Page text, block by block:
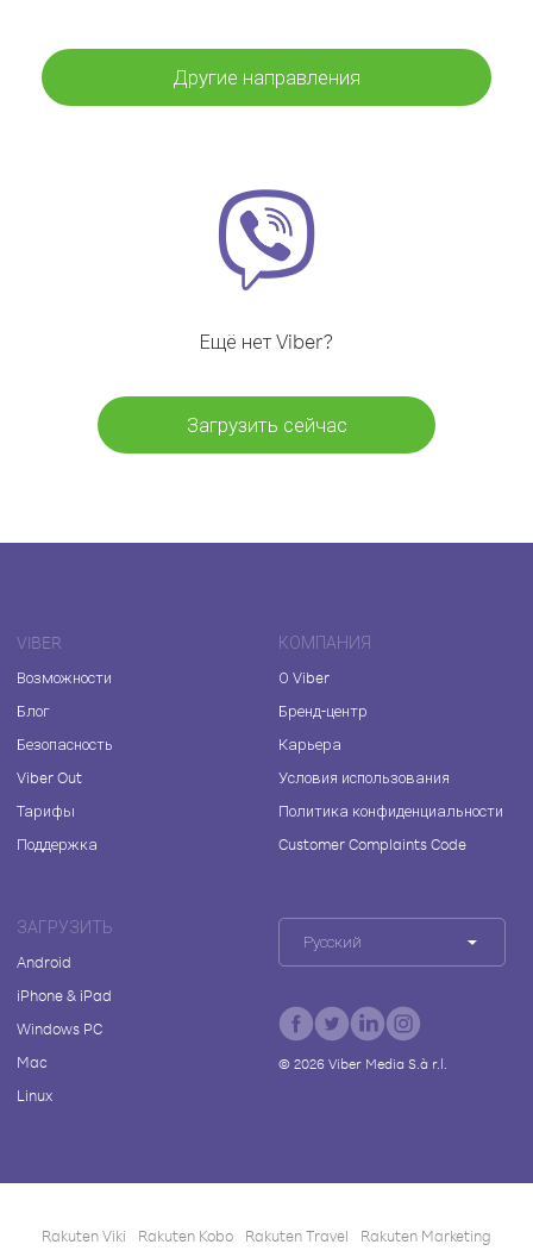
Другие направления
Ещё нет Viber?
Загрузить сейчас
VIBER
Возможности
Блог
Безопасность
Viber Out
Тарифы
Поддержка
КОМПАНИЯ
О Viber
Бренд-центр
Карьера
Условия использования
Политика конфиденциальности
Customer Complaints Code
ЗАГРУЗИТЬ
Android
iPhone & iPad
Windows PC
Mac
Linux
Русский
© 2026Viber Media S.à r.l.
Rakuten Viki Rakuten Kobo Rakuten Travel Rakuten Marketing